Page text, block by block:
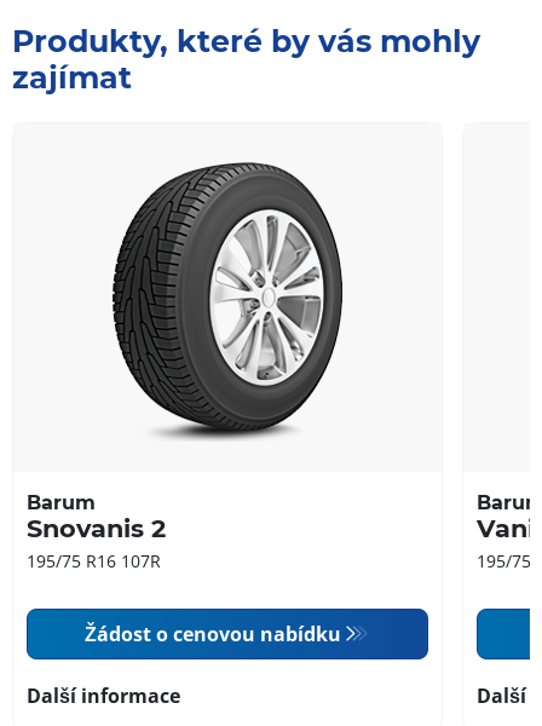
Produkty, které by vás mohly
zajímat
Barum
Snovanis 2
195/75 R16 107R
Žádost o cenovou nabídku
Další informace
195/75
Další